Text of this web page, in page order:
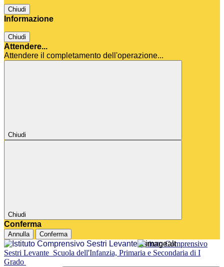
Chiudi
Informazione
Chiudi
Attendere...
Attendere il completamento dell'operazione...
Chiudi
Chiudi
Conferma
Annulla Conferma
Istituto Comprensivo
Sestri Levante Scuola dell'Infanzia, Primaria e Secondaria di I
Grado